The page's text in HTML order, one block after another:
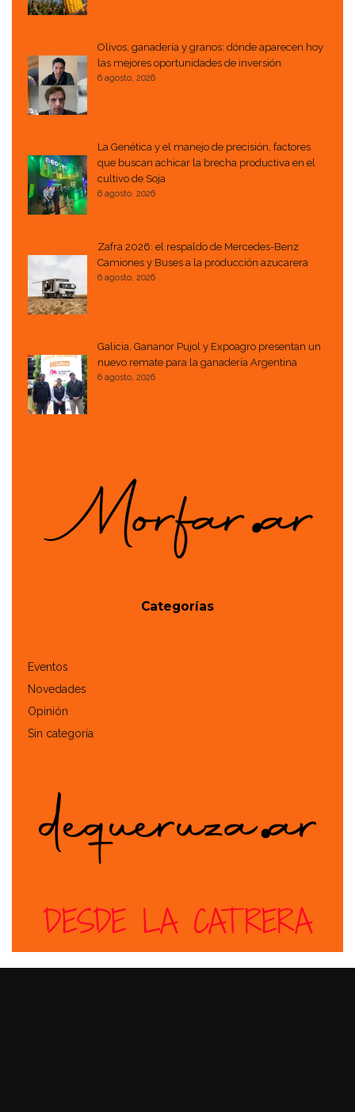
Olivos, ganadería y granos: dónde aparecen hoy
las mejores oportunidades de inversión
6 agosto, 2026
La Genética y el manejo de precisión, factores
que buscan achicar la brecha productiva en el
cultivo de Soja
6 agosto, 2026
Zafra 2026: el respaldo de Mercedes-Benz
Camiones y Buses a la producción azucarera
6 agosto, 2026
Galicia, Gananor Pujol y Expoagro presentan un
nuevo remate para la ganadería Argentina
6 agosto, 2026
Categorías
Eventos
Novedades
Opinión
Sin categoría